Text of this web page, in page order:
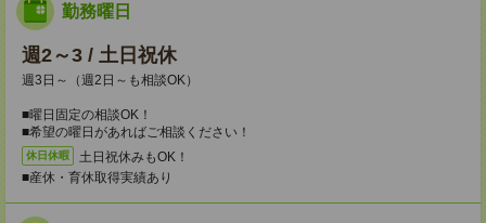
勤務曜日
週2～3 / 土日祝休
週3日～（週2日～も相談OK）
■曜日固定の相談OK！
■希望の曜日があればご相談ください！
休日休暇
土日祝休みもOK！
■産休・育休取得実績あり